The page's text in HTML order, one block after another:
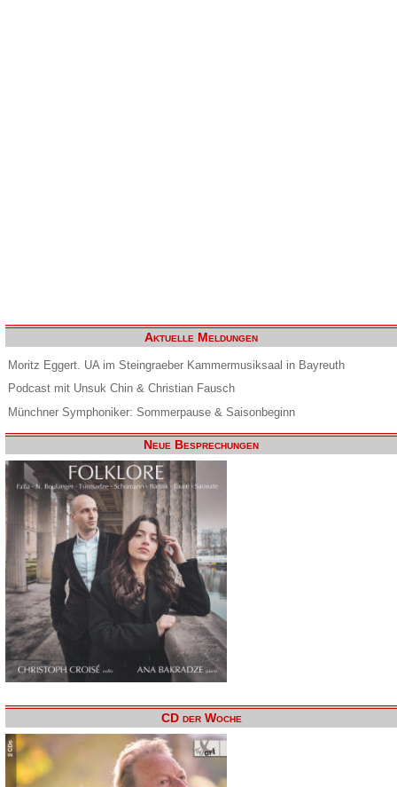
Aktuelle Meldungen
Moritz Eggert. UA im Steingraeber Kammermusiksaal in Bayreuth
Podcast mit Unsuk Chin & Christian Fausch
Münchner Symphoniker: Sommerpause & Saisonbeginn
Neue Besprechungen
CD der Woche